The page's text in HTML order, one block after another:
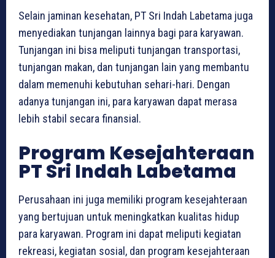
Selain jaminan kesehatan, PT Sri Indah Labetama juga
menyediakan tunjangan lainnya bagi para karyawan.
Tunjangan ini bisa meliputi tunjangan transportasi,
tunjangan makan, dan tunjangan lain yang membantu
dalam memenuhi kebutuhan sehari-hari. Dengan
adanya tunjangan ini, para karyawan dapat merasa
lebih stabil secara finansial.
Program Kesejahteraan
PT Sri Indah Labetama
Perusahaan ini juga memiliki program kesejahteraan
yang bertujuan untuk meningkatkan kualitas hidup
para karyawan. Program ini dapat meliputi kegiatan
rekreasi, kegiatan sosial, dan program kesejahteraan